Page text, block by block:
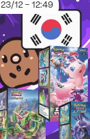
23/12 - 12:49